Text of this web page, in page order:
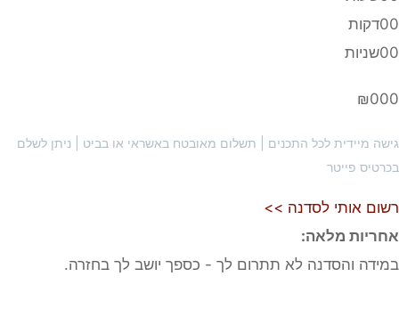
דקות
שניות
מיידית לכל התכנים | תשלום מאובטח באשראי או בביט | ניתן לשלם
פייטר
אותי לסדנה >>
מלאה:
והסדנה לא תתרום לך - כספך יושב לך בחזרה.